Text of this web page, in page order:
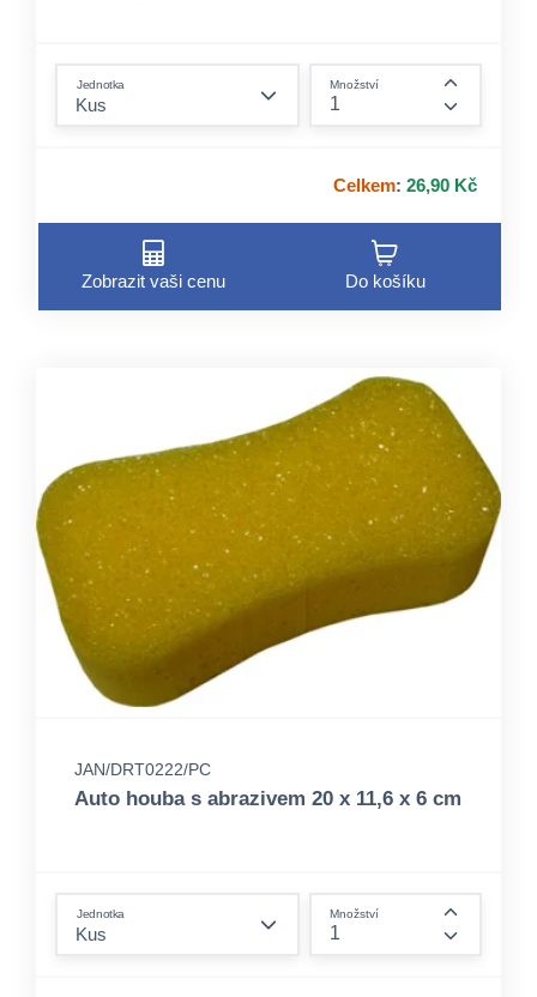
Jednotka Množství
Celkem: 26,90 Kč
Zobrazit vaši cenu Do košíku
JAN/DRT0222/PC
Auto houba s abrazivem 20 x 11,6 x 6 cm
Jednotka Množství